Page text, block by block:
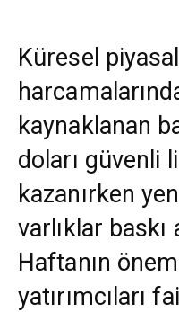
Küresel
kaynaklanan
doları güvenli
kazanırken
varlıklar baskı
Haftanın
yatırımcıları